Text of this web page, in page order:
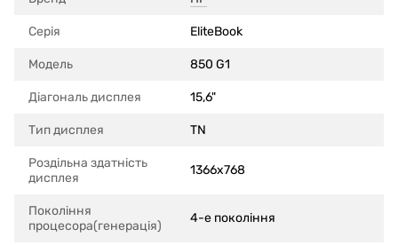
Серія EliteBook
Модель 850 G1
Діагональ дисплея 15,6"
Тип дисплея TN
Роздільна здатність
дисплея
1366x768
Покоління
процесора(генерація)
4-е покоління